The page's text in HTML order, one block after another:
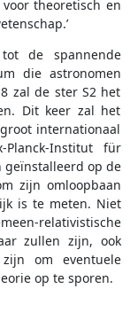
theoretisch en
de spannende
die astronomen
zal de ster S2 het
Dit keer zal het
internationaal
Institut für
geïnstalleerd op de
zijn omloopbaan
is te meten. Niet
relativistische
zullen zijn, ook
om eventuele
op te sporen.